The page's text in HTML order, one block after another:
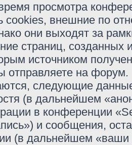
просмотра
cookies, внешние по
они выходят за
страниц,
источником
отправляете на
следующие
(в дальнейшем
в конференции
и сообщения,
(в дальнейшем